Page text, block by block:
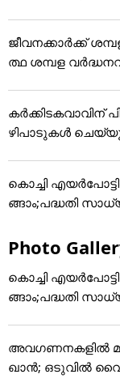
ജീവനക്കാർക്ക്
ത്ഥ ശമ്പള
കർക്കിടകവാവിന്
ഴിപാടുകൾ
കൊച്ചി
ങ്ങാം;പദ്ധതി
Photo
കൊച്ചി
ങ്ങാം;പദ്ധതി
അവഗണനകളില്‍
ഖാന്‍; ഒടുവില്‍